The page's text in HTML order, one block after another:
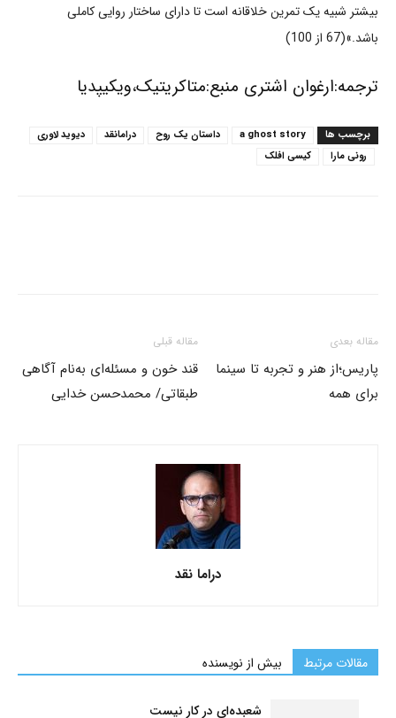
بیشتر شبیه یک تمرین خلاقانه است تا دارای ساختار روایی کاملی
باشد.»(67 از 100)
ترجمه:ارغوان اشتری منبع:متاکریتیک،ویکیپدیا
برچسب ها a ghost story داستان یک روح درامانقد
دیوید لاوری
رونی مارا
کیسی افلک
مقاله قبلی
قند خون و مسئله‌ای به‌نام آگاهی
طبقاتی/ محمدحسن خدایی
مقاله بعدی
پاریس؛از هنر و تجربه تا سینما
برای همه
دراما نقد
مقالات مرتبط بیش از نویسنده
شعبده‌ای در کار نیست